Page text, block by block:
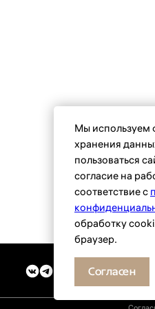
Мы используем
хранения
пользоваться
согласие на
соответствие с
обработку
браузер.
Согласен